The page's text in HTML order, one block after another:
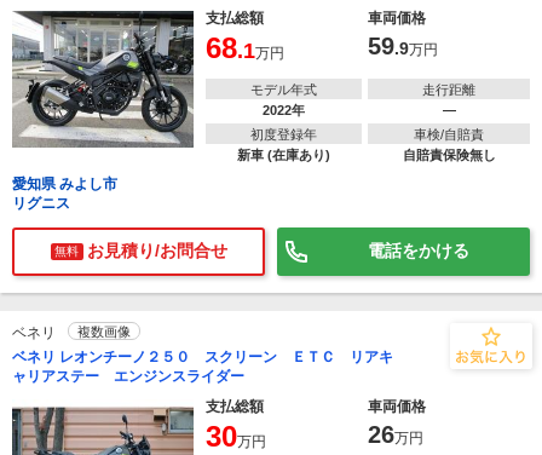
支払総額
車両価格
68.1万円 59.9万円
モデル年式
2022年
走行距離
―
初度登録年
新車 (在庫あり)
車検/自賠責
自賠責保険無し
愛知県 みよし市
リグニス
無料 お見積り/お問合せ 電話をかける
ベネリ 複数画像
ベネリ レオンチーノ２５０ スクリーン ＥＴＣ リアキ
ャリアステー エンジンスライダー
支払総額
車両価格
30万円 26万円